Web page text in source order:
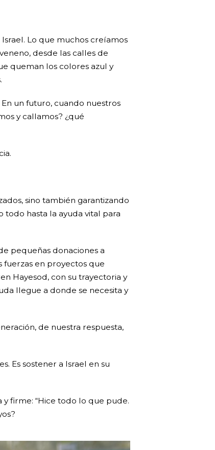
Lo que muchos creíamos
desde las calles de
queman los colores azul y
un futuro, cuando nuestros
y callamos? ¿qué
sino también garantizando
todo hasta la ayuda vital para
pequeñas donaciones a
fuerzas en proyectos que
Hayesod, con su trayectoria y
llegue a donde se necesita y
de nuestra respuesta,
Es sostener a Israel en su
firme: “Hice todo lo que pude.